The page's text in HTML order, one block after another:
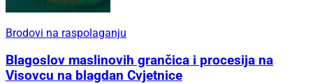
Brodovi na raspolaganju
Blagoslov maslinovih grančica i procesija na
Visovcu na blagdan Cvjetnice